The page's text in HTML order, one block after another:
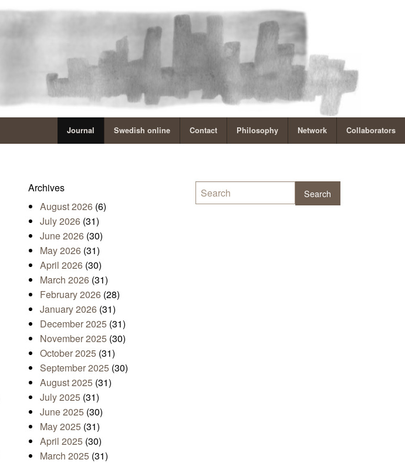
Journal Swedish online Contact Philosophy Network Collaborators
Archives
August 2026 (6)
July 2026 (31)
June 2026 (30)
May 2026 (31)
April 2026 (30)
March 2026 (31)
February 2026 (28)
January 2026 (31)
December 2025 (31)
November 2025 (30)
October 2025 (31)
September 2025 (30)
August 2025 (31)
July 2025 (31)
June 2025 (30)
May 2025 (31)
April 2025 (30)
March 2025 (31)